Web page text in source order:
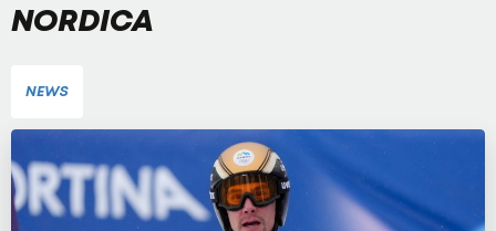
NORDICA
NEWS